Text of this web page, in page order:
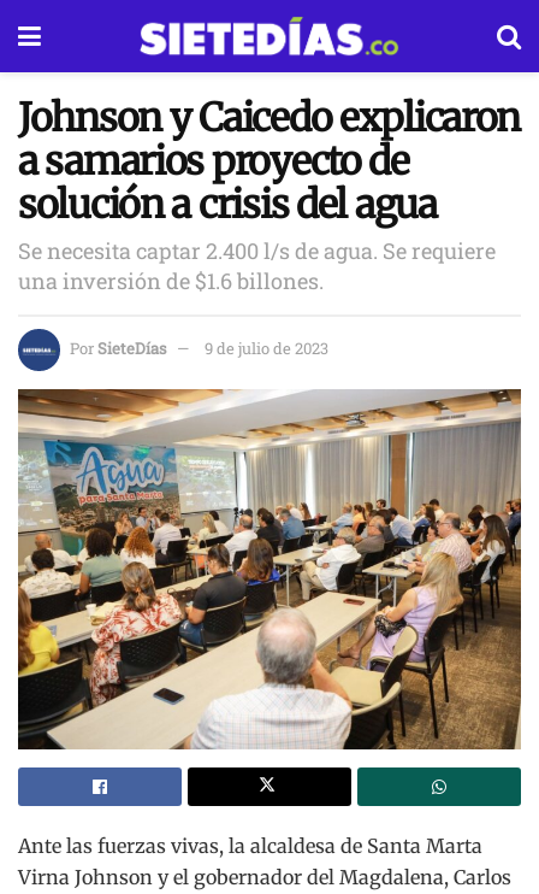
Johnson y Caicedo explicaron
a samarios proyecto de
solución a crisis del agua
Se necesita captar 2.400 l/s de agua. Se requiere
una inversión de $1.6 billones.
PorSieteDías 9 de julio de 2023
Ante las fuerzas vivas, la alcaldesa de Santa Marta
Virna Johnson y el gobernador del Magdalena, Carlos